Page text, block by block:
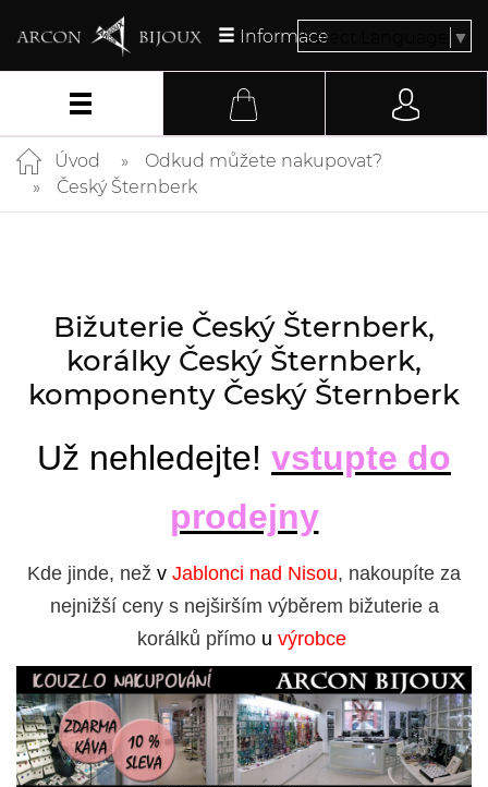
InformaceSelect Language ▼
Úvod
Odkud můžete nakupovat?
Český Šternberk
Bižuterie Český Šternberk,
korálky Český Šternberk,
komponenty Český Šternberk
Už nehledejte! vstupte do
prodejny
Kde jinde, než v Jablonci nad Nisou, nakoupíte za
nejnižší ceny s nejširším výběrem bižuterie a
korálků přímo u výrobce